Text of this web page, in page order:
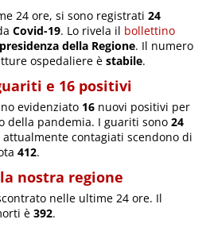
24 ore, si sono registrati24
Covid-19. Lo rivela il bollettino
presidenza della Regione. Il numero
ospedaliere èstabile.
e 16 positivi
evidenziato 16 nuovi positivi per
della pandemia. I guariti sono24
contagiati scendono di
412.
nostra regione
nelle ultime 24 ore. Il
è392.